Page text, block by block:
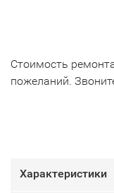
Стоимость
пожеланий.
Характеристики